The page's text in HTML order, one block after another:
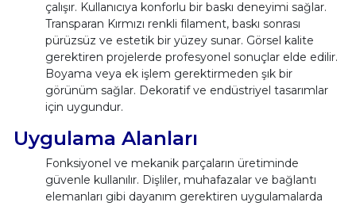
çalışır. Kullanıcıya konforlu bir baskı deneyimi sağlar.
Transparan Kırmızı renkli filament, baskı sonrası
pürüzsüz ve estetik bir yüzey sunar. Görsel kalite
gerektiren projelerde profesyonel sonuçlar elde edilir.
Boyama veya ek işlem gerektirmeden şık bir
görünüm sağlar. Dekoratif ve endüstriyel tasarımlar
için uygundur.
Uygulama Alanları
Fonksiyonel ve mekanik parçaların üretiminde
güvenle kullanılır. Dişliler, muhafazalar ve bağlantı
elemanları gibi dayanım gerektiren uygulamalarda